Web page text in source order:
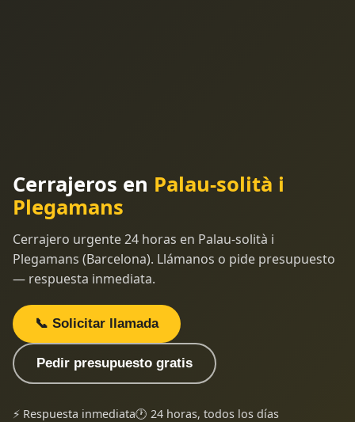
Cerrajeros en Palau-solità i
Plegamans
Cerrajero urgente 24 horas en Palau-solità i
Plegamans (Barcelona). Llámanos o pide presupuesto
— respuesta inmediata.
📞 Solicitar llamada
Pedir presupuesto gratis
⚡ Respuesta inmediata🕐 24 horas, todos los días